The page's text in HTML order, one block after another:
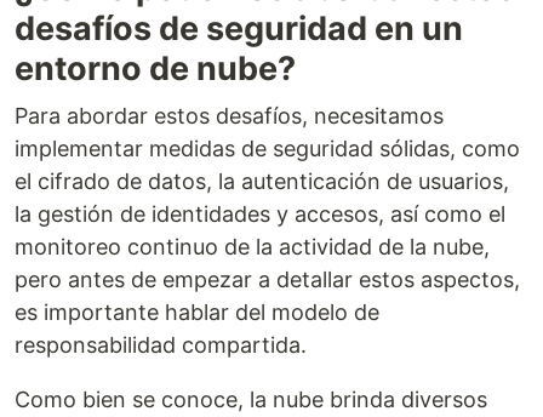
desafíos de seguridad en un
entorno de nube?
Para abordar estos desafíos, necesitamos
implementar medidas de seguridad sólidas, como
el cifrado de datos, la autenticación de usuarios,
la gestión de identidades y accesos, así como el
monitoreo continuo de la actividad de la nube,
pero antes de empezar a detallar estos aspectos,
es importante hablar del modelo de
responsabilidad compartida.
Como bien se conoce, la nube brinda diversos